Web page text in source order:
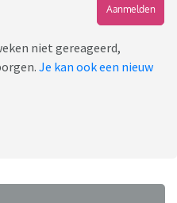
Aanmelden
niet gereageerd,
Je kan ook een nieuw